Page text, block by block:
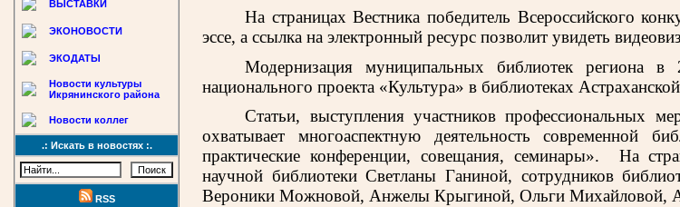
ВЫСТАВКИ
ЭКОНОВОСТИ
ЭКОДАТЫ
Новости культуры
Икрянинского района
Новости коллег
.: Искать в новостях :.
RSS
На страницах Вестника победитель Всероссийского
эссе, а ссылка на электронный ресурс позволит увидеть
Модернизация муниципальных библиотек региона
национального проекта «Культура» в библиотеках
Статьи, выступления участников профессиональных
охватывает многоаспектную деятельность современной
практические конференции, совещания, семинары».
На
научной библиотеки Светланы Ганиной, сотрудников
Вероники Можновой, Анжелы Крыгиной, Ольги Михайловой,